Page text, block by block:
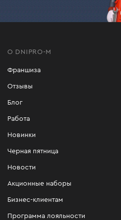
О DNIPRO-M
Франшиза
Отзывы
Блог
Работа
Новинки
Черная пятница
Новости
Акционные наборы
Бизнес-клиентам
Программа лояльности